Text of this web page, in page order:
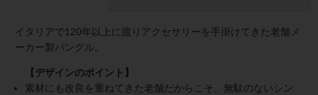
イタリアで120年以上に渡りアクセサリーを手掛けてきた老舗メ
ーカー製バングル。
素材にも改良を重ねてきた老舗だからこそ、無駄のないシン